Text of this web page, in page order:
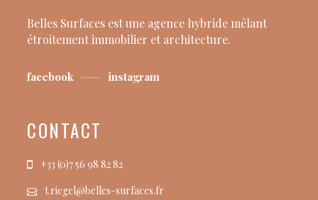
Belles Surfaces est une agence hybride mêlant
étroitement immobilier et architecture.
facebook instagram
CONTACT
+33 (0)7 56 98 82 82
t.riegel@belles-surfaces.fr